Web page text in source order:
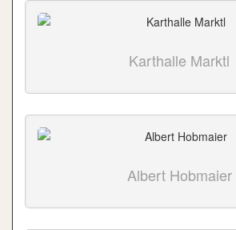
Karthalle Marktl
Albert Hobmaier